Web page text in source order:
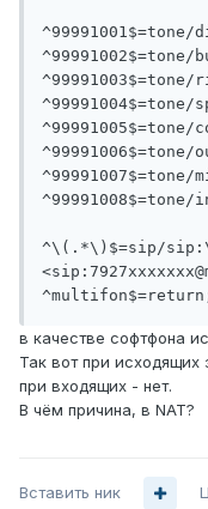
^99991001$=tone/
^99991002$=tone/
^99991003$=tone/
^99991004$=tone/
^99991005$=tone/
^99991006$=tone/
^99991008$=tone/
^\(.*\)$=sip/
в качестве софтфона
Так вот при
при входящих - нет.
В чём причина, в NAT?
Вставить ник